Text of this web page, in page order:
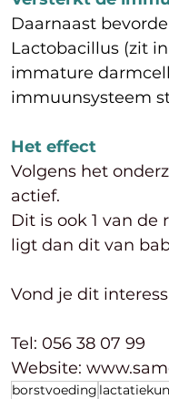
Daarnaast
Lactobacillus (zit
immature
immuunsysteem
Het effect
Volgens het
actief.
Dit is ook 1 van
ligt dan dit van
Vond je dit
Tel: 056 38 07 99
Website:
borstvoeding